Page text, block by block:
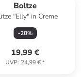
Boltze
"Elly" in Creme
-20%
19,99 €
UVP: 24,99 €*